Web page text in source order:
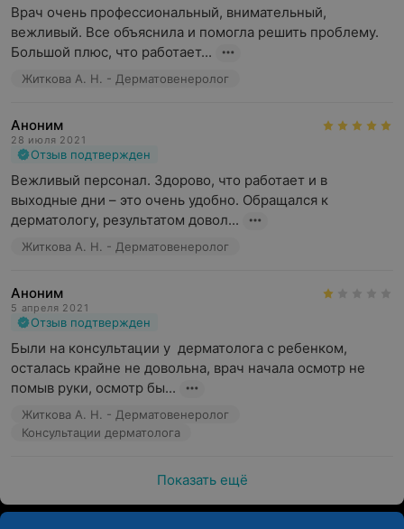
Врач очень профессиональный, внимательный,
вежливый. Все объяснила и помогла решить проблему.
Большой плюс, что работает...
Житкова А. Н. - Дерматовенеролог
Аноним
28 июля 2021
Отзыв подтвержден
Вежливый персонал. Здорово, что работает и в
выходные дни – это очень удобно. Обращался к
дерматологу, результатом довол...
Житкова А. Н. - Дерматовенеролог
Аноним
5 апреля 2021
Отзыв подтвержден
Были на консультации у  дерматолога с ребенком,
осталась крайне не довольна, врач начала осмотр не
помыв руки, осмотр бы...
Житкова А. Н. - Дерматовенеролог
Консультации дерматолога
Показать ещё